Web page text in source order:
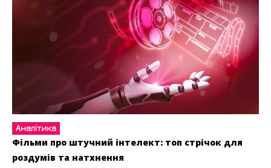
Аналітика
Фільми про штучний інтелект: топ стрічок для
роздумів та натхнення